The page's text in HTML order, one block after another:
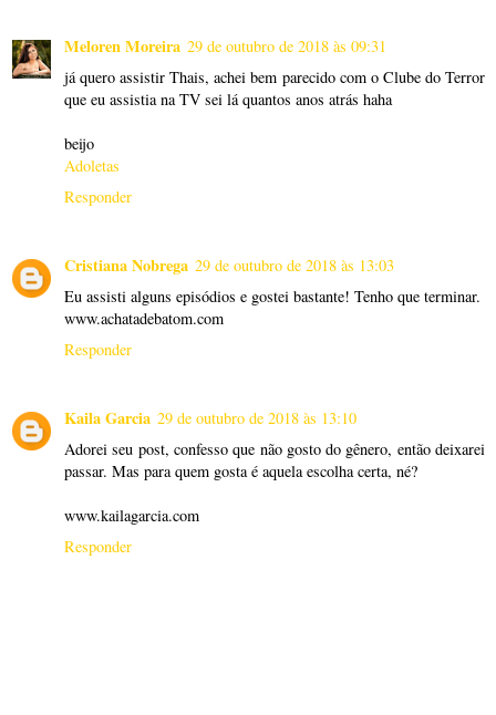
Meloren Moreira 29 de outubro de 2018 às 09:31
já quero assistir Thais, achei bem parecido com o Clube do Terror
que eu assistia na TV sei lá quantos anos atrás haha
beijo
Adoletas
Responder
Cristiana Nobrega 29 de outubro de 2018 às 13:03
Eu assisti alguns episódios e gostei bastante! Tenho que terminar.
www.achatadebatom.com
Responder
Kaila Garcia 29 de outubro de 2018 às 13:10
Adorei seu post, confesso que não gosto do gênero, então deixarei
passar. Mas para quem gosta é aquela escolha certa, né?
www.kailagarcia.com
Responder